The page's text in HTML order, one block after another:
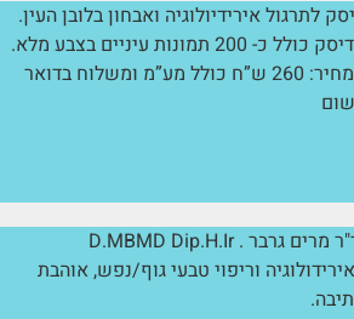
לתרגול אירידיולוגיה ואבחון בלובן העין.
כולל כ- 200 תמונות עיניים בצבע מלא.
המחיר: 260 ש”ח כולל מע”מ ומשלוח בדואר
ד"ר מרים גרבר . D.MBMD Dip.H.Ir
וריפוי טבעי גוף/נפש, אוהבת